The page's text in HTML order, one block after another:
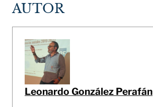
AUTOR
Leonardo González Perafán